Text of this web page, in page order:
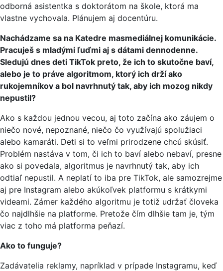
odborná asistentka s doktorátom na škole, ktorá ma
vlastne vychovala. Plánujem aj docentúru.
Nachádzame sa na Katedre masmediálnej komunikácie.
Pracuješ s mladými ľuďmi aj s dátami dennodenne.
Sledujú dnes deti TikTok preto, že ich to skutočne baví,
alebo je to práve algoritmom, ktorý ich drží ako
rukojemníkov a bol navrhnutý tak, aby ich mozog nikdy
nepustil?
Ako s každou jednou vecou, aj toto začína ako záujem o
niečo nové, nepoznané, niečo čo využívajú spolužiaci
alebo kamaráti. Deti si to veľmi prirodzene chcú skúsiť.
Problém nastáva v tom, či ich to baví alebo nebaví, presne
ako si povedala, algoritmus je navrhnutý tak, aby ich
odtiaľ nepustil. A neplatí to iba pre TikTok, ale samozrejme
aj pre Instagram alebo akúkoľvek platformu s krátkymi
videami. Zámer každého algoritmu je totiž udržať človeka
čo najdlhšie na platforme. Pretože čím dlhšie tam je, tým
viac z toho má platforma peňazí.
Ako to funguje?
Zadávatelia reklamy, napríklad v prípade Instagramu, keď